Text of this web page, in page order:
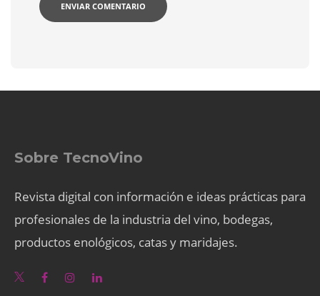
Sobre TecnoVino
Revista digital con información e ideas prácticas para
profesionales de la industria del vino, bodegas,
productos enológicos, catas y maridajes.